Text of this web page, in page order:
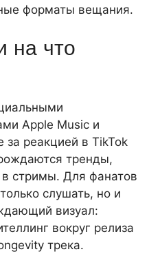
форматы вещания.
на что
Apple Music и
за реакцией в TikTok
тренды,
стримы. Для фанатов
слушать, но и
визуал:
вокруг релиза
трека.